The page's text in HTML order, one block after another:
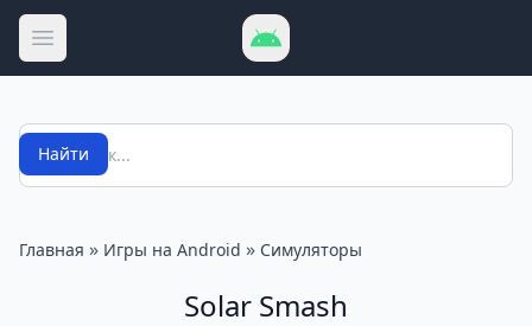
Открыть меню
Поиск
Найти
Главная » Игры на Android » Симуляторы
Solar Smash